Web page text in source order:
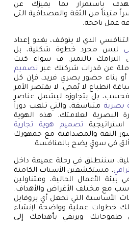
باستمرار بما يميزك عن
من الثقة والمصداقية التي
عمل ناجحة.
الذي لا يتوقف، يغدو إعداد
ليس مجرد خطوة شكلية، بل
التزامك بالتميز. ف سواء كنت
عن قدرات شركتك عبر تصميم
أو بناء حضور بصري فريد، فإن كل
انطباع لا يُمحى. لا يقتصر الأمر
بل يتجاوزه ليشمل عناصر
بصرية متناسقة، والتي تلعب دوراً
البصرية لعلامتك. هذه الهوية
استراتيجية تصميم هوية تجارية
الثقة والمصداقية مع جمهورك
في سوقٍ يضج بالمنافسة.
سننطلق في رحلة عميقة داخل
، مستكشفين الأسباب الكامنة
بيئة الأعمال الحالية، ومتناولين
مع مختلف الأغراض والأهداف.
الأساسية التي تجعل أي بروفايل
لك خطوات عملية وواضحة لإنشاء
طموحاتك ويرتقي بأهدافك إلى